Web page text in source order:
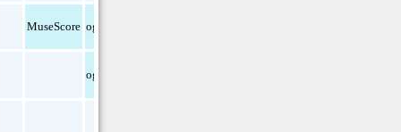
MuseScore ogg
ogg